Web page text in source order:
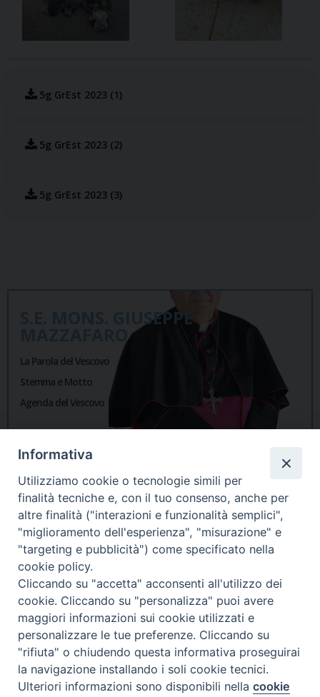
5g GrEst 2023 (1)
5g GrEst 2023 (2)
5g GrEst 2023 (3)
S.E. MONS. GIUSEPPE
MAZZAFARO
La Parola del Vescovo
Stemma e Motto
Agenda del Vescovo
Preferenze Cookie
Informativa
Utilizziamo cookie o tecnologie simili per
finalità tecniche e, con il tuo consenso, anche per
altre finalità ("interazioni e funzionalità semplici",
"miglioramento dell'esperienza", "misurazione" e
"targeting e pubblicità") come specificato nella
cookie policy.
Cliccando su "accetta" acconsenti all'utilizzo dei
cookie. Cliccando su "personalizza" puoi avere
maggiori informazioni sui cookie utilizzati e
personalizzare le tue preferenze. Cliccando su
"rifiuta" o chiudendo questa informativa proseguirai
la navigazione installando i soli cookie tecnici.
Ulteriori informazioni sono disponibili nellacookie